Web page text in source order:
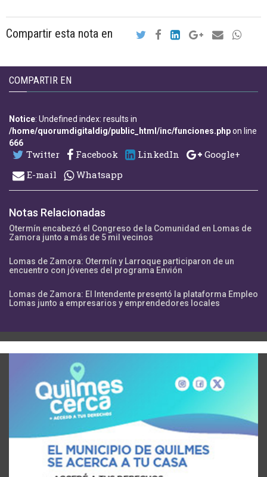
Compartir esta nota en
COMPARTIR EN
Notice: Undefined index: results in
/home/quorumdigitaldig/public_html/inc/funciones.phpon line
666
Twitter Facebook LinkedIn
Google+
E-mail
Whatsapp
Notas Relacionadas
Otermín encabezó el Congreso de la Comunidad en Lomas de
Zamora junto a más de 5 mil vecinos
Lomas de Zamora: Otermín y Larroque participaron de un
encuentro con jóvenes del programa Envión
Lomas de Zamora: El Intendente presentó la plataforma Empleo
Lomas junto a empresarios y emprendedores locales